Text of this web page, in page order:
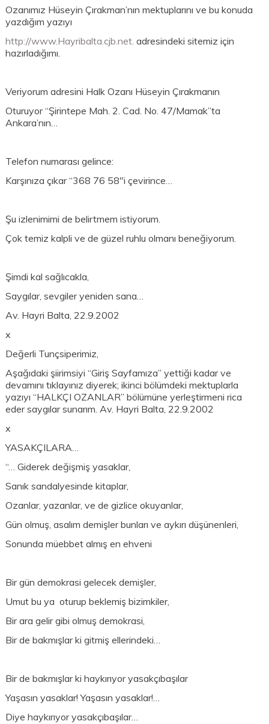
Ozanımız Hüseyin Çırakman’nın mektuplarını ve bu konuda
yazdığım yazıyı
http://www.Hayribalta.cjb.net. adresindeki sitemiz için
hazırladığımı.
Veriyorum adresini Halk Ozanı Hüseyin Çırakmanın
Oturuyor “Şirintepe Mah. 2. Cad. No. 47/Mamak”ta
Ankara’nın…
Telefon numarası gelince:
Karşınıza çıkar “368 76 58″i çevirince…
Şu izlenimimi de belirtmem istiyorum.
Çok temiz kalpli ve de güzel ruhlu olmanı beneğiyorum.
Şimdi kal sağlıcakla,
Saygılar, sevgiler yeniden sana…
Av. Hayri Balta, 22.9.2002
x
Değerli Tunçsiperimiz,
Aşağıdaki şiirimsiyi “Giriş Sayfamıza” yettiği kadar ve
devamını tıklayınız diyerek; ikinci bölümdeki mektuplarla
yazıyı “HALKÇI OZANLAR” bölümüne yerleştirmeni rica
eder saygılar sunarım. Av. Hayri Balta, 22.9.2002
x
YASAKÇILARA…
“… Giderek değişmiş yasaklar,
Sanık sandalyesinde kitaplar,
Ozanlar, yazanlar, ve de gizlice okuyanlar,
Gün olmuş, asalım demişler bunları ve aykırı düşünenleri,
Sonunda müebbet almış en ehveni
Bir gün demokrasi gelecek demişler,
Umut bu ya oturup beklemiş bizimkiler,
Bir ara gelir gibi olmuş demokrasi,
Bir de bakmışlar ki gitmiş ellerindeki…
Bir de bakmışlar ki haykırıyor yasakçıbaşılar
Yaşasın yasaklar! Yaşasın yasaklar!…
Diye haykırıyor yasakçıbaşılar…